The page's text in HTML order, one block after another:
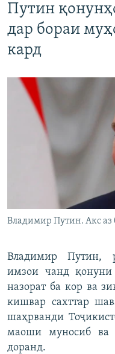
Путин
дар бораи
кард
Владимир Путин. Акс аз
Владимир Путин,
имзои чанд қонуни
назорат ба кор ва
кишвар сахттар
шаҳрванди
маоши муносиб ва
доранд.